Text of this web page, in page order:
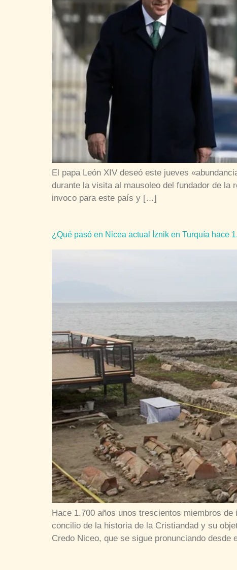
El papa León XIV deseó este jueves
durante la visita al mausoleo del fundador de
invoco para este país y […]
¿Qué pasó en Nicea actual İznik en Turquía hace
Hace 1.700 años unos trescientos miembros
concilio de la historia de la Cristiandad y su
Credo Niceo, que se sigue pronunciando desde